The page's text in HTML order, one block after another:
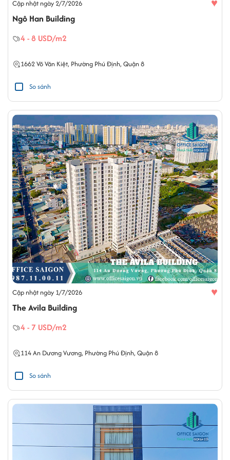
Cập nhật ngày 2/7/2026 ♥
Ngô Han Building
4 - 8 USD/m2
1662 Võ Văn Kiệt, Phường Phú Định, Quận 8
So sánh
Cập nhật ngày 1/7/2026 ♥
The Avila Building
4 - 7 USD/m2
114 An Dương Vương, Phường Phú Định, Quận 8
So sánh